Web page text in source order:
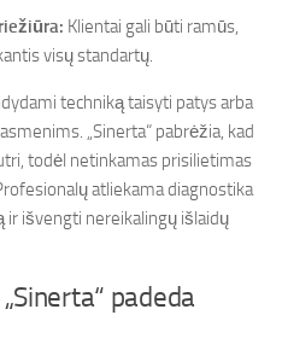
Klientai gali būti ramūs,
visų standartų.
techniką taisyti patys arba
„Sinerta“ pabrėžia, kad
todėl netinkamas prisilietimas
atliekama diagnostika
išvengti nereikalingų išlaidų
padeda